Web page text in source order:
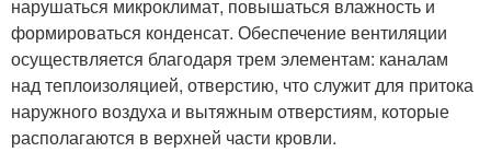
нарушаться микроклимат, повышаться влажность и
формироваться конденсат. Обеспечение вентиляции
осуществляется благодаря трем элементам: каналам
над теплоизоляцией, отверстию, что служит для притока
наружного воздуха и вытяжным отверстиям, которые
располагаются в верхней части кровли.